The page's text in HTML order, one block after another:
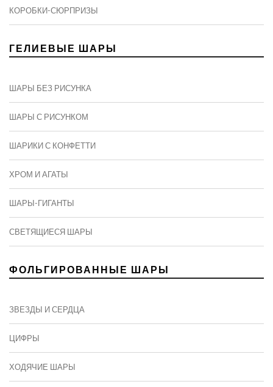
КОРОБКИ-СЮРПРИЗЫ
ГЕЛИЕВЫЕ ШАРЫ
ШАРЫ БЕЗ РИСУНКА
ШАРЫ С РИСУНКОМ
ШАРИКИ С КОНФЕТТИ
ХРОМ И АГАТЫ
ШАРЫ-ГИГАНТЫ
СВЕТЯЩИЕСЯ ШАРЫ
ФОЛЬГИРОВАННЫЕ ШАРЫ
ЗВЕЗДЫ И СЕРДЦА
ЦИФРЫ
ХОДЯЧИЕ ШАРЫ